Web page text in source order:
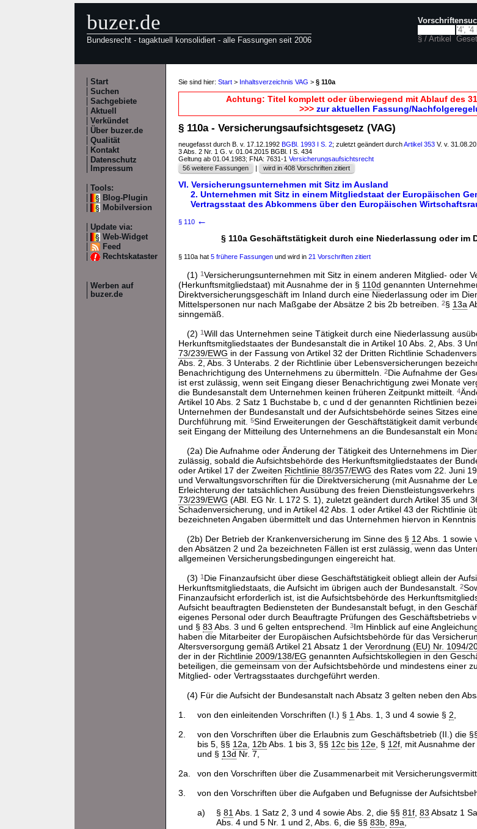
buzer.de
Bundesrecht - tagaktuell konsolidiert - alle Fassungen seit 2006 § / Artikel
Start
Suchen
Sachgebiete
Aktuell
Verkündet
Über buzer.de
Qualität
Kontakt
Datenschutz
Impressum
Tools:
Blog-Plugin
Mobilversion
Update via:
Web-Widget
Feed
Rechtskataster
Werben auf
buzer.de
Sie sind hier: Start > Inhaltsverzeichnis VAG > § 110a
Achtung: Titel komplett oder überwiegend mit Ablauf des
>>> zur aktuellen Fassung/
§ 110a - Versicherungsaufsichtsgesetz (VAG)
neugefasst durch B. v. 17.12.1992 BGBl. 1993 I S. 2; zuletzt geändert durchArtikel 353 V. v.
3 Abs. 2 Nr. 1 G. v. 01.04.2015 BGBl. I S. 434
Geltung ab 01.04.1983; FNA: 7631-1 Versicherungsaufsichtsrecht
56 weitere Fassungen
| wird in 408 Vorschriften zitiert
VI. Versicherungsunternehmen mit Sitz im Ausland
2. Unternehmen mit Sitz in einem Mitgliedstaat der Europäischen
Vertragsstaat des Abkommens über den Europäischen
§ 110 ←
§ 110a Geschäftstätigkeit durch eine Niederlassung oder im
§ 110a hat 5 frühere Fassungen und wird in 21 Vorschriften zitiert
(1) 1Versicherungsunternehmen mit Sitz in einem anderen Mitglied- oder
(Herkunftsmitgliedstaat) mit Ausnahme der in § 110d genannten
Direktversicherungsgeschäft im Inland durch eine Niederlassung oder im
Mittelspersonen nur nach Maßgabe der Absätze 2 bis 2b betreiben.
2§ 13a
sinngemäß.
(2) 1Will das Unternehmen seine Tätigkeit durch eine Niederlassung
Herkunftsmitgliedstaates der Bundesanstalt die in Artikel 10 Abs. 2, Abs. 3
73/239/EWG in der Fassung von Artikel 32 der Dritten Richtlinie
Abs. 2, Abs. 3 Unterabs. 2 der Richtlinie über Lebensversicherungen
Benachrichtigung des Unternehmens zu übermitteln.
2Die Aufnahme der
ist erst zulässig, wenn seit Eingang dieser Benachrichtigung zwei Monate
die Bundesanstalt dem Unternehmen keinen früheren Zeitpunkt mitteilt.
4
Artikel 10 Abs. 2 Satz 1 Buchstabe b, c und d der genannten Richtlinien
Unternehmen der Bundesanstalt und der Aufsichtsbehörde seines Sitzes
Durchführung mit.
5Sind Erweiterungen der Geschäftstätigkeit damit
seit Eingang der Mitteilung des Unternehmens an die Bundesanstalt ein
(2a) Die Aufnahme oder Änderung der Tätigkeit des Unternehmens im
zulässig, sobald die Aufsichtsbehörde des Herkunftsmitgliedstaates der
oder Artikel 17 der Zweiten Richtlinie 88/357/EWG des Rates vom 22. Juni
und Verwaltungsvorschriften für die Direktversicherung (mit Ausnahme der
Erleichterung der tatsächlichen Ausübung des freien
73/239/EWG (ABl. EG Nr. L 172 S. 1), zuletzt geändert durch Artikel 35 und
Schadenversicherung, und in Artikel 42 Abs. 1 oder Artikel 43 der Richtlinie
bezeichneten Angaben übermittelt und das Unternehmen hiervon in Kenntnis
(2b) Der Betrieb der Krankenversicherung im Sinne des § 12 Abs. 1 sowie
den Absätzen 2 und 2a bezeichneten Fällen ist erst zulässig, wenn das
allgemeinen Versicherungsbedingungen eingereicht hat.
(3) 1Die Finanzaufsicht über diese Geschäftstätigkeit obliegt allein der
Herkunftsmitgliedstaats, die Aufsicht im übrigen auch der Bundesanstalt.
2
Finanzaufsicht erforderlich ist, ist die Aufsichtsbehörde des
Aufsicht beauftragten Bediensteten der Bundesanstalt befugt, in den
eigenes Personal oder durch Beauftragte Prüfungen des Geschäftsbetriebs
und § 83 Abs. 3 und 6 gelten entsprechend. 3Im Hinblick auf eine
haben die Mitarbeiter der Europäischen Aufsichtsbehörde für das
Altersversorgung gemäß Artikel 21 Absatz 1 der Verordnung (EU) Nr. 1094/
der in der Richtlinie 2009/138/EG genannten Aufsichtskollegien in den
beteiligen, die gemeinsam von der Aufsichtsbehörde und mindestens einer
Mitglied- oder Vertragsstaates durchgeführt werden.
(4) Für die Aufsicht der Bundesanstalt nach Absatz 3 gelten neben den
1.
von den einleitenden Vorschriften (I.) § 1 Abs. 1, 3 und 4 sowie § 2
2.
von den Vorschriften über die Erlaubnis zum Geschäftsbetrieb (II.) die
bis 5, §§ 12a 12bAbs. 1 bis 3, §§ 12c bis 12e, § 12f, mit Ausnahme
und § 13d Nr. 7,
2a.
von den Vorschriften über die Zusammenarbeit mit
3.
von den Vorschriften über die Aufgaben und Befugnisse der
a)
§ 81 Abs. 1 Satz 2, 3 und 4 sowie Abs. 2, die §§ 81f, 83 Absatz 1
Abs. 4 und 5 Nr. 1 und 2, Abs. 6, die §§ 83b, 89a